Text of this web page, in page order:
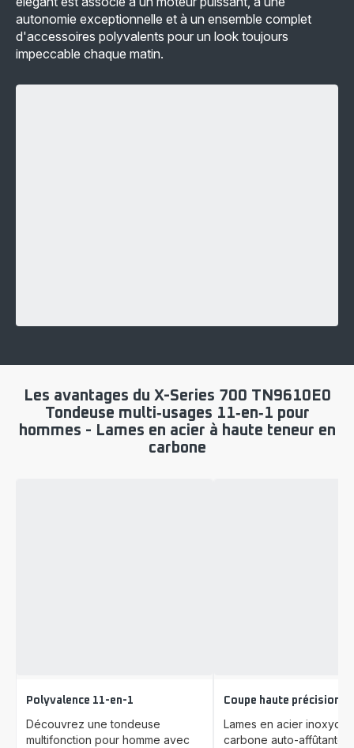
autonomie exceptionnelle et à un ensemble complet
d'accessoires polyvalents pour un look toujours
impeccable chaque matin.
Les avantages du X-Series 700 TN9610E0
Tondeuse multi‑usages 11‑en‑1 pour
hommes - Lames en acier à haute teneur en
carbone
Polyvalence 11-en-1
Découvrez une tondeuse
multifonction pour homme avec
Coupe haute précision
Lames en acier
carbone auto-affûtantes